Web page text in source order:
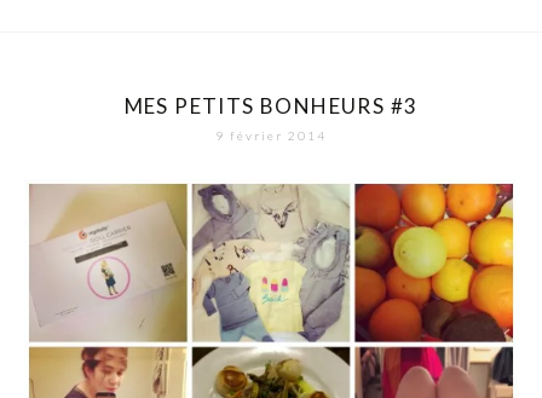
MES PETITS BONHEURS #3
9 février 2014